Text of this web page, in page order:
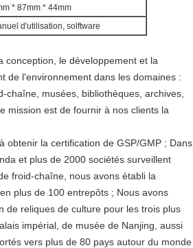
* 87mm * 44mm
d'utilisation, solftware
conception, le développement et la
de l'environnement dans les domaines :
musées, bibliothèques, archives,
mission est de fournir à nos clients la
obtenir la certification de GSP/GMP ; Dans
et plus de 2000 sociétés surveillent
froid-chaîne, nous avons établi la
plus de 100 entrepôts ; Nous avons
de reliques de culture pour les trois plus
impérial, de musée de Nanjing, aussi
vers plus de 80 pays autour du monde